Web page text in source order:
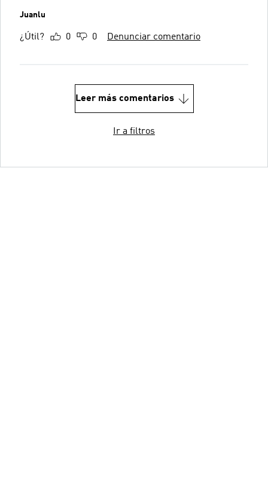
Juanlu
¿Útil? 0 0 Denunciar comentario
Leer más comentarios
Ir a filtros